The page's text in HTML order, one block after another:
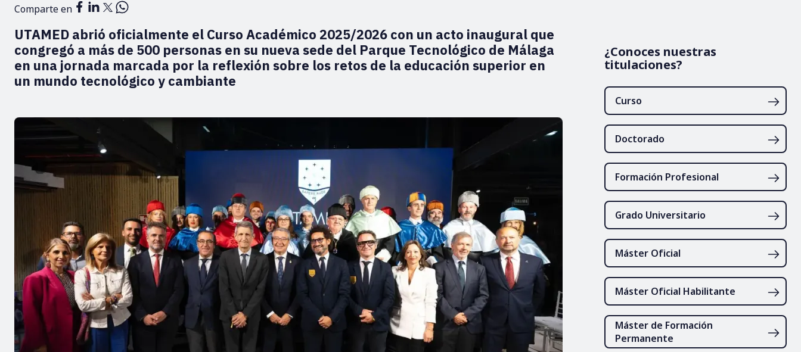
Comparte en
UTAMED abrió oficialmente el Curso Académico 2025/2026 con un acto inaugural que
congregó a más de 500 personas en su nueva sede del Parque Tecnológico de Málaga
en una jornada marcada por la reflexión sobre los retos de la educación superior en
un mundo tecnológico y cambiante
¿Conoces nuestras
titulaciones?
Curso
Doctorado
Formación Profesional
Grado Universitario
Máster Oficial
Máster Oficial Habilitante
Máster de Formación
Permanente